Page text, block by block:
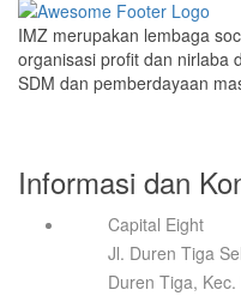
IMZ merupakan lembaga
organisasi profit dan nirlaba
SDM dan pemberdayaan
Informasi dan
Capital Eight
Jl. Duren Tiga
Duren Tiga,